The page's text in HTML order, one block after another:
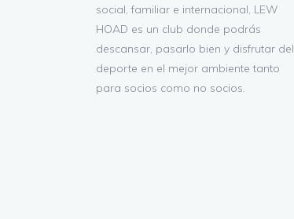
social, familiar e internacional, LEW
HOAD es un club donde podrás
descansar, pasarlo bien y disfrutar del
deporte en el mejor ambiente tanto
para socios como no socios.